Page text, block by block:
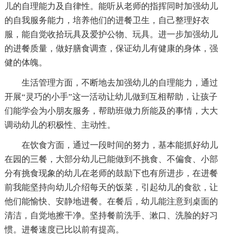
儿的自理能力及自律性。能听从老师的指挥同时加强幼儿
的自我服务能力，培养他们的进餐卫生，自己整理好衣
服，能自觉收拾玩具及爱护公物、玩具。进一步加强幼儿
的进餐质量，做好膳食调查，保证幼儿有健康的身体，强
健的体魄。
生活管理方面，不断地去加强幼儿的自理能力，通过
开展“灵巧的小手”这一活动让幼儿做到互相帮助，让孩子
们能学会为小朋友服务，帮助班做力所能及的事情，大大
调动幼儿的积极性、主动性。
在饮食方面，通过一段时间的努力，基本能抓好幼儿
在园的三餐，大部分幼儿已能做到不挑食、不偏食、小部
分有挑食现象的幼儿在老师的鼓励下也有所进步，在进餐
前我能坚持向幼儿介绍每天的饭菜，引起幼儿的食欲，让
他们能愉快、安静地进餐。在餐后，幼儿能注意到桌面的
清洁，自觉地擦干净。坚持餐前洗手、漱口、洗脸的好习
惯。进餐速度已比以前有提高。